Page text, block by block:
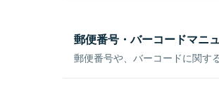
郵便番号・バーコードマニ
郵便番号や、バーコードに関す